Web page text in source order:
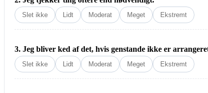
Slet ikke Lidt Moderat Meget Ekstremt
3. Jeg bliver ked af det, hvis genstande ikke er
Slet ikke Lidt Moderat Meget Ekstremt